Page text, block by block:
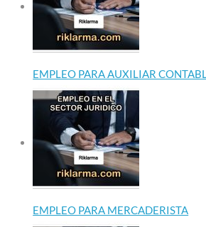
EMPLEO PARA AUXILIAR
EMPLEO PARA MERCADERISTA